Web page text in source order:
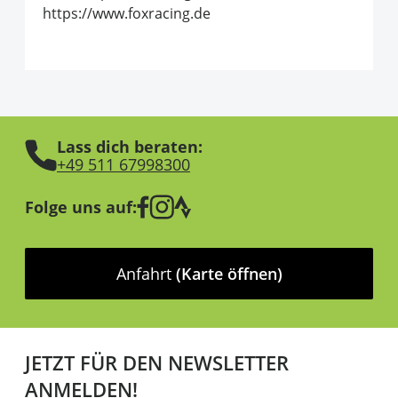
https://www.foxracing.de
Lass dich beraten:
+49 511 67998300
Folge uns auf:
Anfahrt (Karte öffnen)
JETZT FÜR DEN NEWSLETTER
ANMELDEN!